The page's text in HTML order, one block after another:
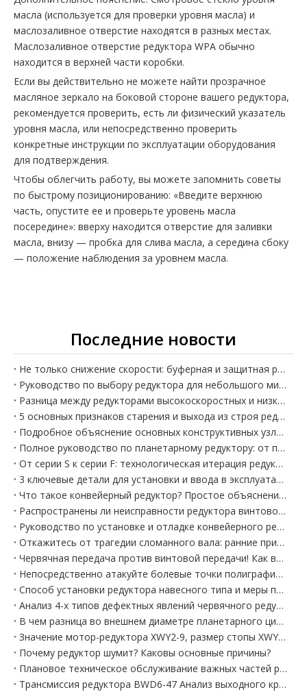
масла (используется для проверки уровня масла) и
маслозаливное отверстие находятся в разных местах.
Маслозаливное отверстие редуктора WPA обычно
находится в верхней части коробки.
Если вы действительно не можете найти прозрачное
масляное зеркало на боковой стороне вашего редуктора,
рекомендуется проверить, есть ли физический указатель
уровня масла, или непосредственно проверить
конкретные инструкции по эксплуатации оборудования
для подтверждения.
Чтобы облегчить работу, вы можете запомнить советы
по быстрому позиционированию: «Введите верхнюю
часть, опустите ее и проверьте уровень масла
посередине»: вверху находится отверстие для заливки
масла, внизу — пробка для слива масла, а середина сбоку
— положение наблюдения за уровнем масла.
Последние новости
Не только снижение скорости: буферная и защитная роль редуктора смесителя в системе
Руководство по выбору редуктора для небольшого миксера, адаптация для небольшого оборудования дома/на стройплощадке
Разница между редукторами высокоскоростных и низкоскоростных режущих станков Selection! Перестаньте путать вещи
5 основных признаков старения и выхода из строя редуктора режущего станка!
Подробное объяснение основных конструктивных узлов редукторов и их функций.
Полное руководство по планетарному редуктору: от принципа до Selection, объяснение неисправностей за один раз
От серии S к серии F: технологическая итерация редукторов прядильных машин скрывает историю повышения эффективности в текстильной промышленности
3 ключевые детали для установки и ввода в эксплуатацию редуктора прядильной машины
Что такое конвейерный редуктор? Простое объяснение основных функций и принципов работы.
Распространены ли неисправности редуктора винтового конвейера? Часто задаваемые вопросы и быстрые решения
Руководство по установке и отладке конвейерного редуктора! Устраните последующие сбои за один шаг
Откажитесь от трагедии сломанного вала: ранние признаки и профилактика поломки подшипника редуктора конвейера
Червячная передача против винтовой передачи! Как выбрать между двумя основными редукторами для печатных и красильных машин?
Непосредственно атакуйте болевые точки полиграфической и красильной промышленности! Проблему адаптации условий работы редуктора можно решить за один раз.
Способ установки редуктора навесного типа и меры предосторожности при работе с редуктором
Анализ 4-х типов дефектных явлений червячного редуктора
В чем разница во внешнем диаметре планетарного циклоидального редуктора BWY5-29 с циклоидальным колесом BWY5-29-22?
Значение мотор-редуктора XWY2-9, размер стопы XWY2-9-0,75 кВт.
Почему редуктор шумит? Каковы основные причины?
Плановое техническое обслуживание важных частей редуктора и правильные этапы установки редуктора.
Трансмиссия редуктора BWD6-47 Анализ выходного крутящего момента BWD6-47-18,5 кВт